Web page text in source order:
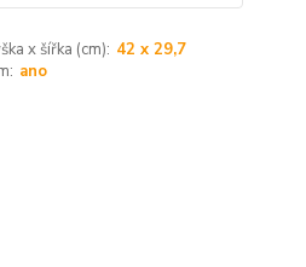
x šířka (cm): 42 x 29,7
ano